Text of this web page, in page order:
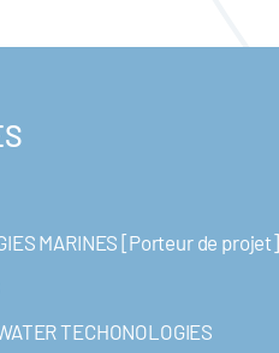
MARINES [Porteur de projet]
TECHONOLOGIES